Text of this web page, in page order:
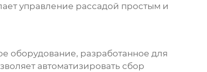
управление рассадой простым и
оборудование, разработанное для
автоматизировать сбор